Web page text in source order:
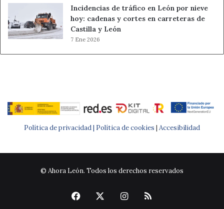
Incidencias de tráfico en León por nieve
hoy: cadenas y cortes en carreteras de
Castilla y León
7 Ene 2026
Política de privacidad | Política de cookies | Accesibilidad
© Ahora León. Todos los derechos reservados
Facebook Instagram
RSS